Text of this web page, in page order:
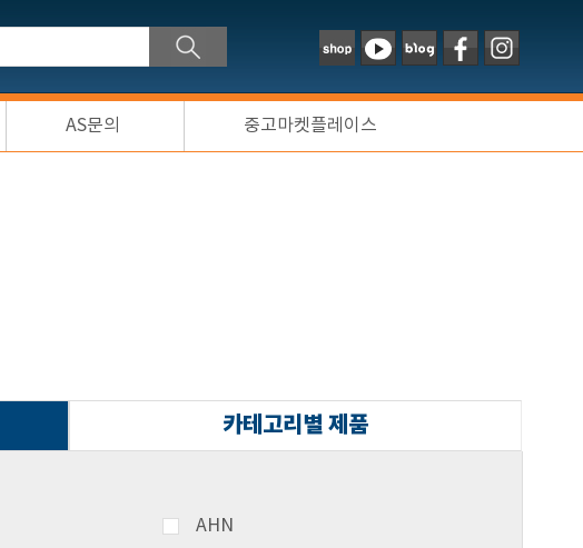
AS문의 중고마켓플레이스
카테고리별 제품
AHN